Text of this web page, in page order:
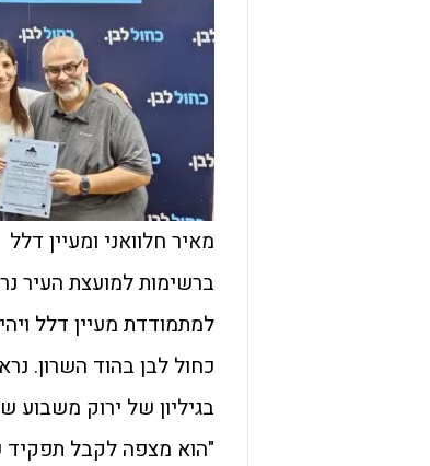
מאיר חלוואני ומעיין דלל
ברשימות למועצת העיר
כחול לבן בהוד השרון.
בגיליון של ירוק